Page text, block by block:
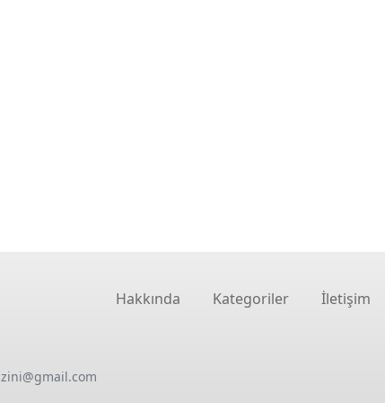
Hakkında Kategoriler İletişim